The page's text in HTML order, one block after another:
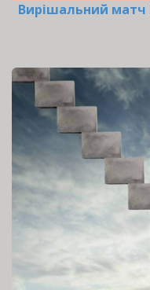
Вирішальний матч